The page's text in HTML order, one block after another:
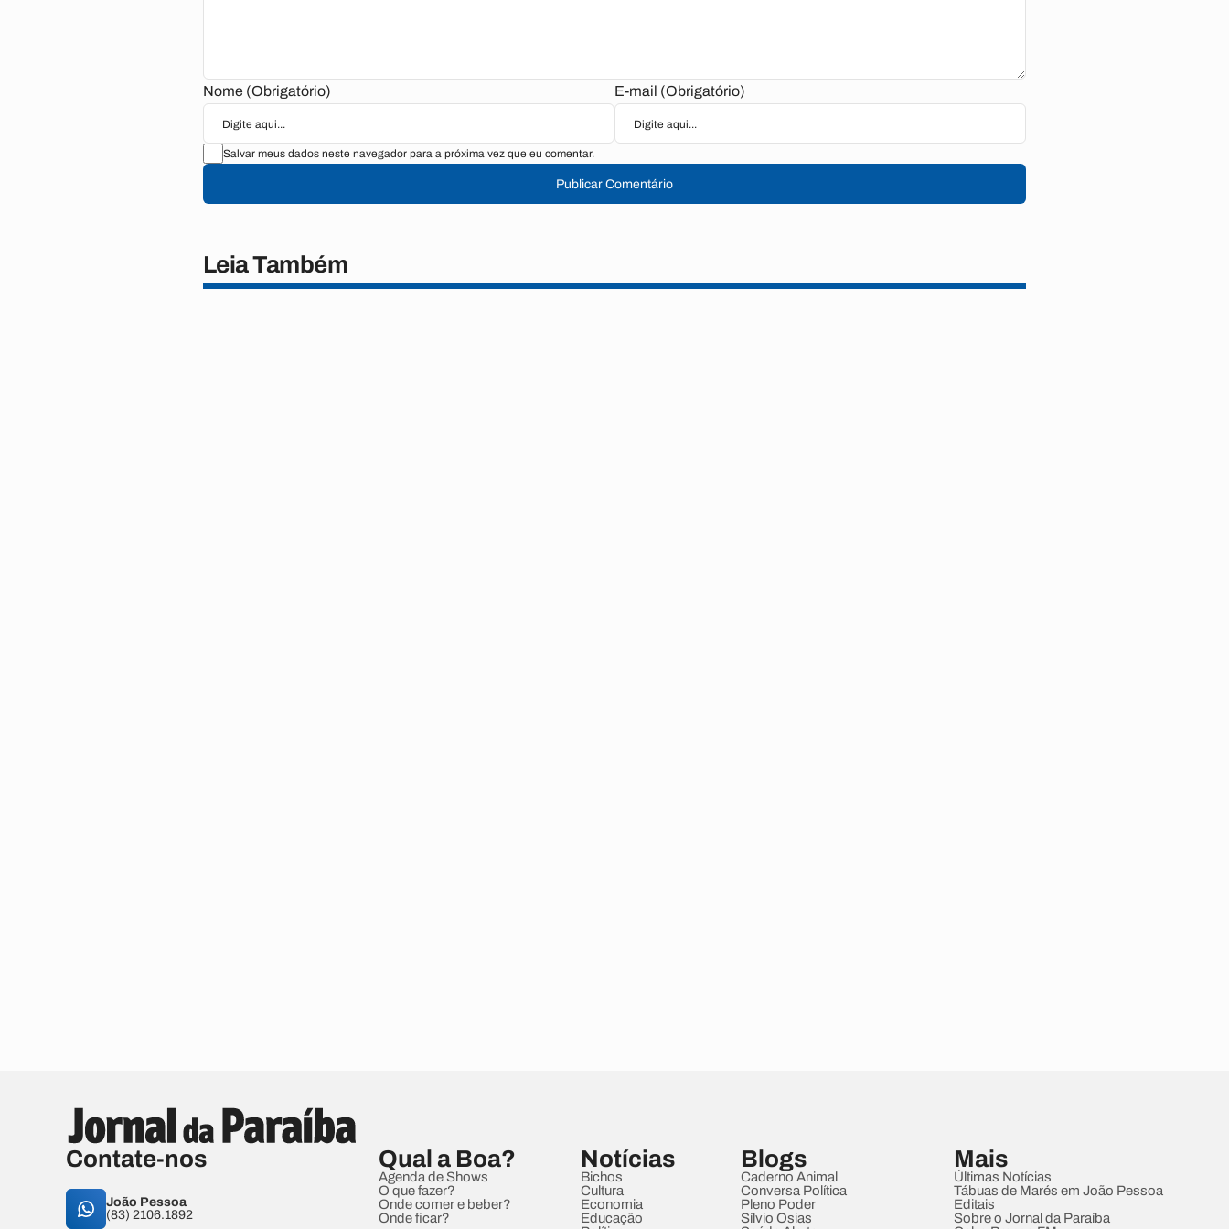
Nome (Obrigatório) E-mail (Obrigatório)
Salvar meus dados neste navegador para a próxima vez que eu comentar.
Publicar Comentário
Leia Também
Contate-nos
João Pessoa
(83) 2106.1892
Qual a Boa?
Agenda de Shows
O que fazer?
Onde comer e beber?
Onde ficar?
Notícias
Bichos
Cultura
Economia
Educação
Blogs
Caderno Animal
Conversa Política
Pleno Poder
Sílvio Osias
Mais
Últimas Notícias
Tábuas de Marés em João Pessoa
Editais
Sobre o Jornal da Paraíba